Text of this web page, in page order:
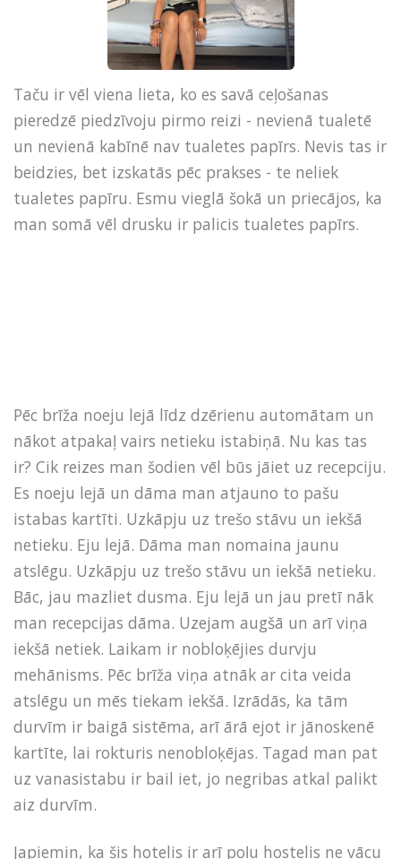
Taču ir vēl viena lieta, ko es savā ceļošanas
pieredzē piedzīvoju pirmo reizi - nevienā tualetē
un nevienā kabīnē nav tualetes papīrs. Nevis tas ir
beidzies, bet izskatās pēc prakses - te neliek
tualetes papīru. Esmu vieglā šokā un priecājos, ka
man somā vēl drusku ir palicis tualetes papīrs.
Pēc brīža noeju lejā līdz dzērienu automātam un
nākot atpakaļ vairs netieku istabiņā. Nu kas tas
ir? Cik reizes man šodien vēl būs jāiet uz recepciju.
Es noeju lejā un dāma man atjauno to pašu
istabas kartīti. Uzkāpju uz trešo stāvu un iekšā
netieku. Eju lejā. Dāma man nomaina jaunu
atslēgu. Uzkāpju uz trešo stāvu un iekšā netieku.
Bāc, jau mazliet dusma. Eju lejā un jau pretī nāk
man recepcijas dāma. Uzejam augšā un arī viņa
iekšā netiek. Laikam ir nobloķējies durvju
mehānisms. Pēc brīža viņa atnāk ar cita veida
atslēgu un mēs tiekam iekšā. Izrādās, ka tām
durvīm ir baigā sistēma, arī ārā ejot ir jānoskenē
kartīte, lai rokturis nenobloķējas. Tagad man pat
uz vanasistabu ir bail iet, jo negribas atkal palikt
aiz durvīm.
Japiemin, ka šis hotelis ir arī poļu hostelis ne vācu